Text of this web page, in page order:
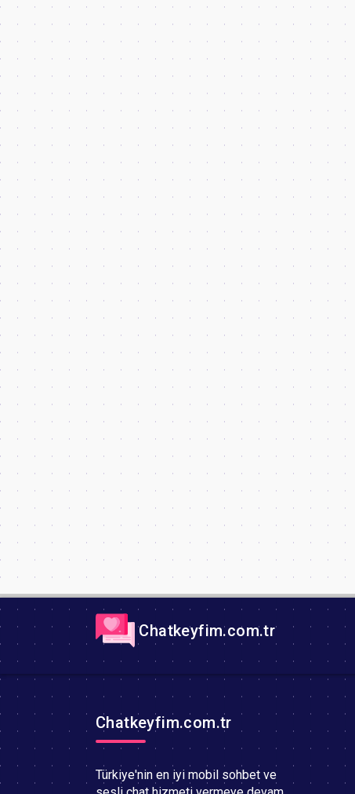
Chatkeyfim.com.tr
Chatkeyfim.com.tr
Türkiye'nin en iyi mobil sohbet ve